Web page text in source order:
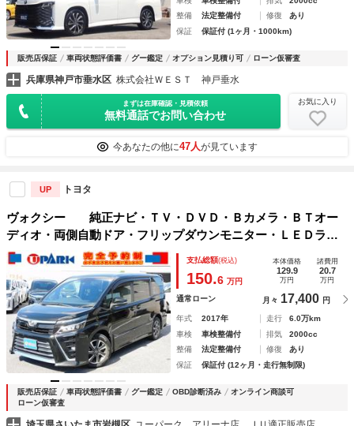
整備
法定整備付 修復
あり
保証
保証付 (1ヶ月・1000km)
販売店保証 車両状態評価書 グー鑑定 オプション見積り可 ローン仮審査
兵庫県神戸市垂水区 株式会社ＷＥＳＴ 神戸垂水
まずは在庫確認・見積依頼
無料通話でお問い合わせ
お気に入り
今あなたの他に47人が見ています
UP トヨタ
ヴォクシー 純正ナビ・ＴＶ・ＤＶＤ・Ｂカメラ・ＢＴオー
ディオ・両側自動ドア・フリップダウンモニター・ＬＥＤライ
ト・ＬＥＤフォグ・オートライト・Ｃセンサー・本革ステア・
クルーズコントロール・レーンアシスト・ＥＴＣ
支払総額(税込)
150.6 万円
本体価格
129.9
万円
諸費用
20.7
万円
通常ローン 月々 17,400 円
年式 2017年 走行
6.0万km
車検
車検整備付 排気
2000cc
整備
法定整備付 修復
あり
保証
保証付 (12ヶ月・走行無制限)
販売店保証 車両状態評価書 グー鑑定 OBD診断済み
オンライン商談可
ローン仮審査